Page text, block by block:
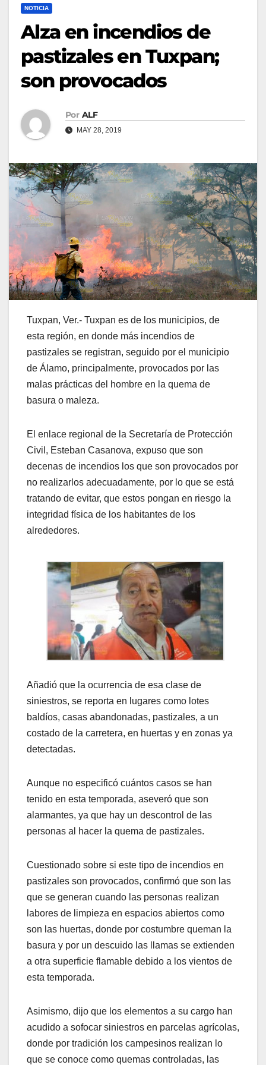
NOTICIA
Alza en incendios de
pastizales en Tuxpan;
son provocados
Por ALF
MAY 28, 2019
Tuxpan, Ver.- Tuxpan es de los municipios, de
esta región, en donde más incendios de
pastizales se registran, seguido por el municipio
de Álamo, principalmente, provocados por las
malas prácticas del hombre en la quema de
basura o maleza.
El enlace regional de la Secretaría de Protección
Civil, Esteban Casanova, expuso que son
decenas de incendios los que son provocados por
no realizarlos adecuadamente, por lo que se está
tratando de evitar, que estos pongan en riesgo la
integridad física de los habitantes de los
alrededores.
Añadió que la ocurrencia de esa clase de
siniestros, se reporta en lugares como lotes
baldíos, casas abandonadas, pastizales, a un
costado de la carretera, en huertas y en zonas ya
detectadas.
Aunque no especificó cuántos casos se han
tenido en esta temporada, aseveró que son
alarmantes, ya que hay un descontrol de las
personas al hacer la quema de pastizales.
Cuestionado sobre si este tipo de incendios en
pastizales son provocados, confirmó que son las
que se generan cuando las personas realizan
labores de limpieza en espacios abiertos como
son las huertas, donde por costumbre queman la
basura y por un descuido las llamas se extienden
a otra superficie flamable debido a los vientos de
esta temporada.
Asimismo, dijo que los elementos a su cargo han
acudido a sofocar siniestros en parcelas agrícolas,
donde por tradición los campesinos realizan lo
que se conoce como quemas controladas, las